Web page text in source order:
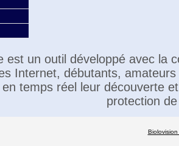
est un outil développé avec la
Internet, débutants,
temps réel leur découverte
protection
Biolovision